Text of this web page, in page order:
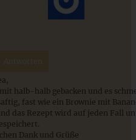
– ganz einfach
einfachste Zitronencreme in
Antworten
halb-halb gebacken und es
fast wie ein Brownie mit
das Rezept wird auf jeden Fall
Dank und Grüße